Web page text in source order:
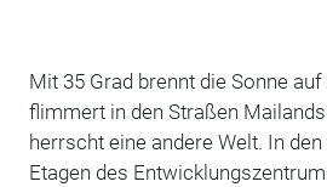
Mit 35 Grad brennt die Sonne
flimmert in den Straßen
herrscht eine andere Welt. In
Etagen des